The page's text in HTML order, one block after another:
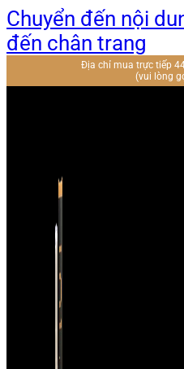
Chuyển đến nội
đến chân trang
Địa chỉ mua trực tiếp
(vui lòng